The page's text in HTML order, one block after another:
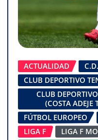
ACTUALIDAD
CLUB DEPORTIVO
CLUB
(COSTA ADEJE
FÚTBOL EUROPEO
LIGA F
LIGA F